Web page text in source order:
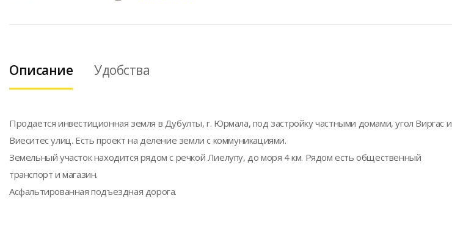
Описание Удобства
Продается инвестиционная земля в Дубулты, г. Юрмала, под застройку частными домами, угол Виргас и
Виеситес улиц. Есть проект на деление земли с коммуникациями.
Земельный участок находится рядом с речкой Лиелупу, до моря 4 км. Рядом есть общественный
транспорт и магазин.
Асфальтированная подъездная дорога.